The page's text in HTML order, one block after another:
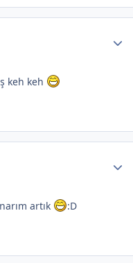
keh keh
artık :D